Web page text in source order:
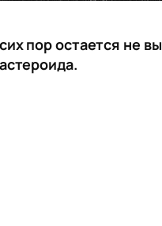
пор остается не